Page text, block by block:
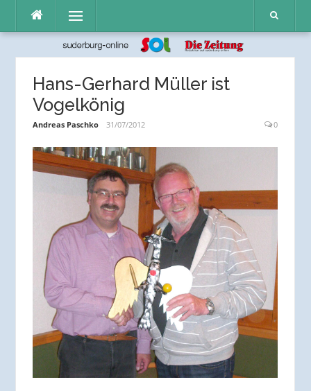
Inhalt
Menü
Hans-Gerhard Müller ist
Vogelkönig
Andreas Paschko 31/07/2012 0